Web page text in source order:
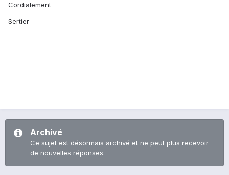
Cordialement
Sertier
Archivé
Ce sujet est désormais archivé et ne peut plus recevoir
de nouvelles réponses.